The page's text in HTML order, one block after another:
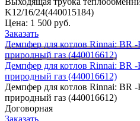
K12/16/24(440015184)
Цена: 1 500 руб.
Заказать
Демпфер для котлов Rinnai: BR
природный газ (440016612)
Демпфер для котлов Rinnai: BR
природный газ (440016612)
Демпфер для котлов Rinnai: BR
природный газ (440016612)
Договорная
Заказать